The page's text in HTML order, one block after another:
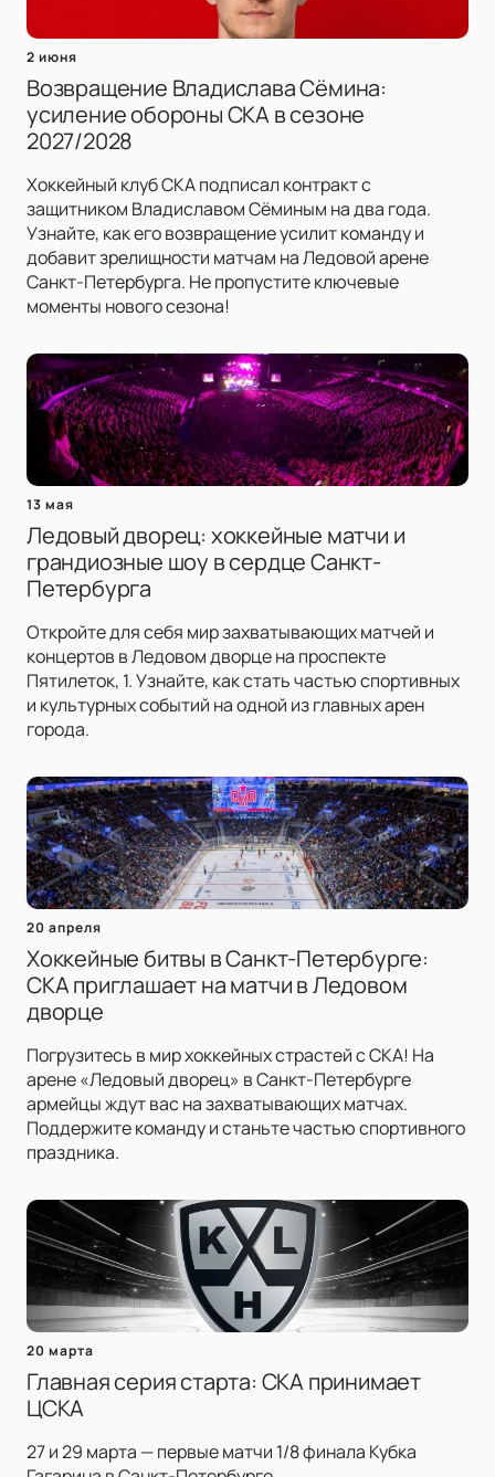
2 июня
Возвращение Владислава Сёмина:
усиление обороны СКА в сезоне
2027/2028
Хоккейный клуб СКА подписал контракт с
защитником Владиславом Сёминым на два года.
Узнайте, как его возвращение усилит команду и
добавит зрелищности матчам на Ледовой арене
Санкт-Петербурга. Не пропустите ключевые
моменты нового сезона!
13 мая
Ледовый дворец: хоккейные матчи и
грандиозные шоу в сердце Санкт-
Петербурга
Откройте для себя мир захватывающих матчей и
концертов в Ледовом дворце на проспекте
Пятилеток, 1. Узнайте, как стать частью спортивных
и культурных событий на одной из главных арен
города.
20 апреля
Хоккейные битвы в Санкт-Петербурге:
СКА приглашает на матчи в Ледовом
дворце
Погрузитесь в мир хоккейных страстей с СКА! На
арене «Ледовый дворец» в Санкт-Петербурге
армейцы ждут вас на захватывающих матчах.
Поддержите команду и станьте частью спортивного
праздника.
20 марта
Главная серия старта: СКА принимает
ЦСКА
27 и 29 марта — первые матчи 1/8 финала Кубка